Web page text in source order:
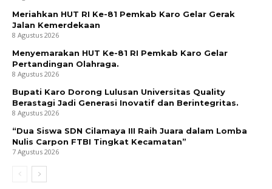
Meriahkan HUT RI Ke-81 Pemkab Karo Gelar Gerak
Jalan Kemerdekaan
8 Agustus 2026
Menyemarakan HUT Ke-81 RI Pemkab Karo Gelar
Pertandingan Olahraga.
8 Agustus 2026
Bupati Karo Dorong Lulusan Universitas Quality
Berastagi Jadi Generasi Inovatif dan Berintegritas.
8 Agustus 2026
“Dua Siswa SDN Cilamaya III Raih Juara dalam Lomba
Nulis Carpon FTBI Tingkat Kecamatan”
7 Agustus 2026